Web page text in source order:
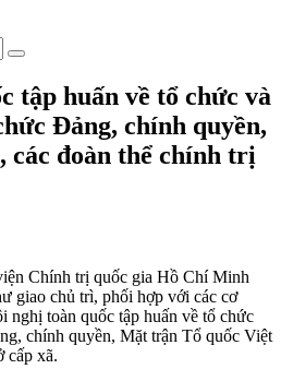
tập huấn về tổ chức và
Đảng, chính quyền,
các đoàn thể chính trị
Chính trị quốc gia Hồ Chí Minh
giao chủ trì, phối hợp với các cơ
nghị toàn quốc tập huấn về tổ chức
chính quyền, Mặt trận Tổ quốc Việt
cấp xã.